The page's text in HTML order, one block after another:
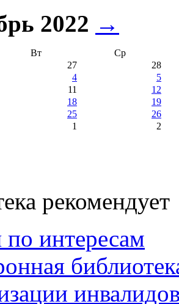
2022 →
Вт
Ср
27
28
4
5
11
12
18
19
25
26
1 2
рекомендует
интересам